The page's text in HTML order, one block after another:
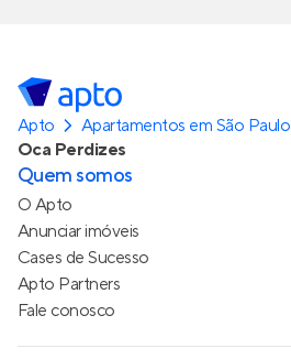
Apto Apartamentos em São Paulo
Oca Perdizes
Quem somos
O Apto
Anunciar imóveis
Cases de Sucesso
Apto Partners
Fale conosco